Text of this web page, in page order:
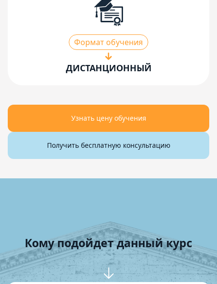
Формат обучения
ДИСТАНЦИОННЫЙ
Узнать цену обучения
Получить бесплатную консультацию
Кому подойдет данный курс